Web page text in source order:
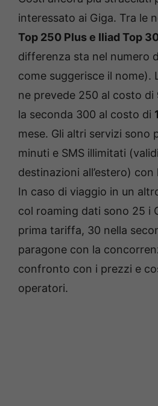
interessato ai Giga. Tra le
Top 250 Plus e Iliad Top
differenza sta nel numero
come suggerisce il nome).
ne prevede 250 al costo di
la seconda 300 al costo di
mese. Gli altri servizi sono
minuti e SMS illimitati
destinazioni all’estero)
In caso di viaggio in un
col roaming dati sono 25 i
prima tariffa, 30 nella
paragone con la
confronto con i prezzi e
operatori.